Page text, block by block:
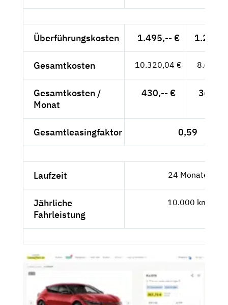
Überführungskosten 1.495,-- €
Gesamtkosten 10.320,04 €
Gesamtkosten /
Monat
430,-- €
Gesamtleasingfaktor 0,59
Laufzeit 24 Monate
Jährliche
Fahrleistung
10.000 km